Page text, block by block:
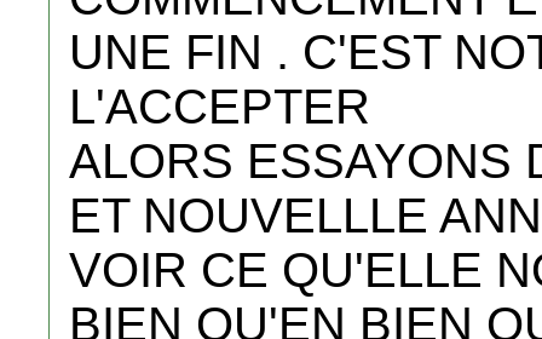
UNE FIN . C'EST
L'ACCEPTER
ALORS ESSAYONS
ET NOUVELLLE
VOIR CE QU'ELLE
BIEN QU'EN BIEN